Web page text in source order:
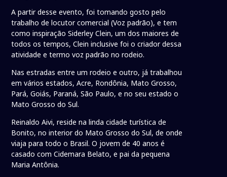
A partir desse evento, foi tomando gosto pelo
trabalho de locutor comercial (Voz padrão), e tem
como inspiração Siderley Clein, um dos maiores de
todos os tempos, Clein inclusive foi o criador dessa
atividade e termo voz padrão no rodeio.
Nas estradas entre um rodeio e outro, já trabalhou
em vários estados, Acre, Rondônia, Mato Grosso,
Pará, Goiás, Paraná, São Paulo, e no seu estado o
Mato Grosso do Sul.
Reinaldo Aivi, reside na linda cidade turística de
Bonito, no interior do Mato Grosso do Sul, de onde
viaja para todo o Brasil. O jovem de 40 anos é
casado com Cidemara Belato, e pai da pequena
Maria Antônia.